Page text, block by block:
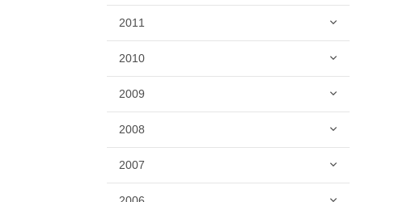
2011
2010
2009
2008
2007